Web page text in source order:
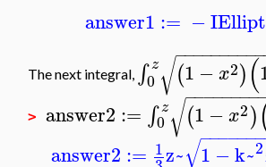
answer1 := −I
The next integral, ∫ z
0 (1 −x2)(
−−−−−−−−−−
√
> answer2 := ∫ z
0 (1 − x2)
−−−−−−−−
√
answer2 := 1z~ 1 −k~2
−−−−−−−
√